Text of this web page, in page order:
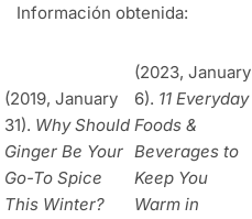
Información obtenida:
(2019, January
31). Why Should
Ginger Be Your
Go-To Spice
This Winter?
(2023, January
6). 11 Everyday
Foods &
Beverages to
Keep You
Warm in